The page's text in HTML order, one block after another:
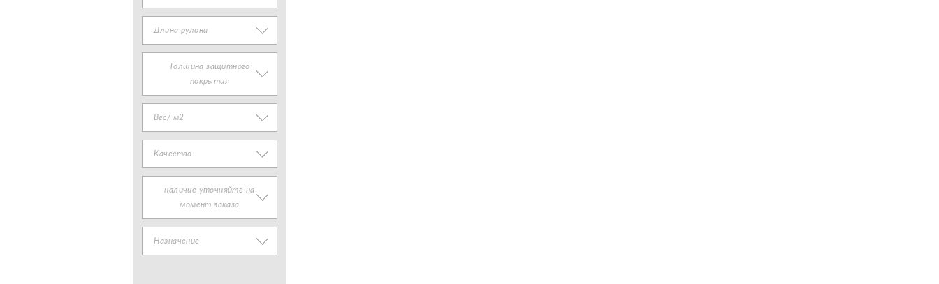
Длина рулона
Толщина защитного
покрытия
Вес/ м2
Качество
наличие уточняйте на
момент заказа
Назначение